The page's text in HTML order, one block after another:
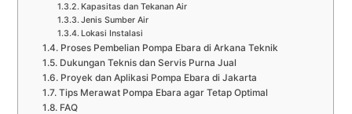
Kapasitas dan Tekanan Air
Jenis Sumber Air
Lokasi Instalasi
Proses Pembelian Pompa Ebara di Arkana Teknik
Dukungan Teknis dan Servis Purna Jual
Proyek dan Aplikasi Pompa Ebara di Jakarta
Tips Merawat Pompa Ebara agar Tetap Optimal
FAQ